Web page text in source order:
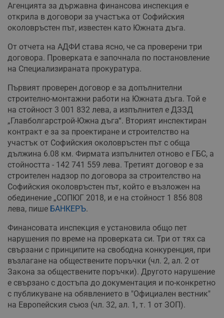
Агенцията за държавна финансова инспекция е
открила в договори за участъка от Софийския
околовръстен път, известен като Южната дъга.
От отчета на АДФИ става ясно, че са проверени три
договора. Проверката е започнала по постановление
на Специализираната прокуратура.
Първият проверен договор е за допълнителни
строително-монтажни работи на Южната дъга. Той е
на стойност 3 001 832 лева, а изпълнител е ДЗЗД
„Главболгарстрой-Южна дъга“. Вторият инспектиран
контракт е за за проектиране и строителство на
участък от Софийския околовръстен път с обща
дължина 6.08 км. Фирмата изпълнител отново е ГБС, а
стойността - 142 741 559 лева. Третият договор е за
строителен надзор по договора за строителство на
Софийския околовръстен път, който е възложен на
обединение „СОПЮГ 2018, и е на стойност 1 856 808
лева, пише БАНКЕРЪ.
Финансовата инспекция е установила общо пет
нарушения по време на проверката си. Три от тях са
свързани с принципите на свободна конкуренция, при
възлагане на обществените поръчки (чл. 2, ал. 2 от
Закона за обществените поръчки). Другото нарушение
е свързано с достъпа до документация и по-конкретно
с публикуване на обявлението в "Официален вестник"
на Европейския съюз (чл. 32, ал. 1, т. 1 от ЗОП).